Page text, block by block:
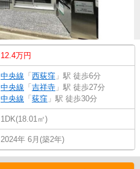
12.4万円
中央線 「 西荻窪 」駅 徒歩6分
中央線 「 吉祥寺 」駅 徒歩27分
中央線 「 荻窪 」駅 徒歩30分
1DK(18.01㎡)
2024年 6月(築2年)